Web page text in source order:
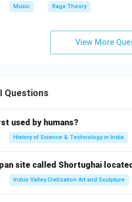
Music Raga Theory
View More
Questions
used by humans?
History of Science & Technology in India
site called Shortughai
Indus Valley Civilization Art and Sculpture